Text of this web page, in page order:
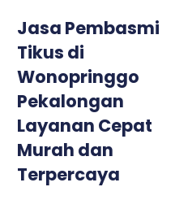
Jasa Pembasmi
Tikus di
Wonopringgo
Pekalongan
Layanan Cepat
Murah dan
Terpercaya